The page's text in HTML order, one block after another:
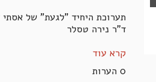
תערוכת היחיד "לגעת" של
ד"ר נירה טסלר
קרא עוד
0 הערות